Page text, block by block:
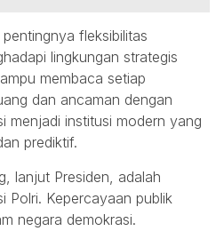
fleksibilitas
lingkungan strategis
membaca setiap
dan ancaman dengan
menjadi institusi modern yang
prediktif.
lanjut Presiden, adalah
Polri. Kepercayaan publik
negara demokrasi.